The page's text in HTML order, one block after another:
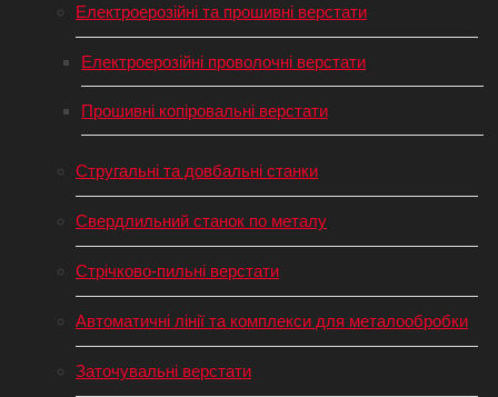
Електроерозійні та прошивні верстати
Електроерозійні проволочні верстати
Прошивні копіровальні верстати
Стругальні та довбальні станки
Свердлильний станок по металу
Стрічково-пильні верстати
Автоматичні лінії та комплекси для металообробки
Заточувальні верстати